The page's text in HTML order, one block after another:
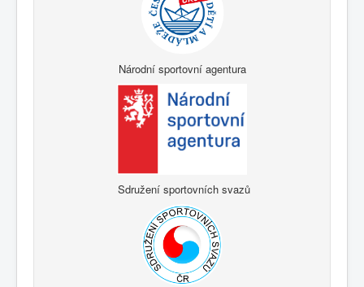
Národní sportovní agentura
Sdružení sportovních svazů